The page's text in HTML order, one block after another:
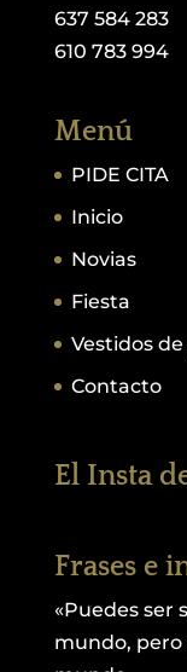
637 584 283
610 783 994
Menú
PIDE CITA
Inicio
Novias
Fiesta
Vestidos
Contacto
El Insta
Frases e
«Puedes ser
mundo, pero